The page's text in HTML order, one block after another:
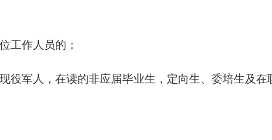
工作人员的；
役军人，在读的非应届毕业生，定向生、委培生及在